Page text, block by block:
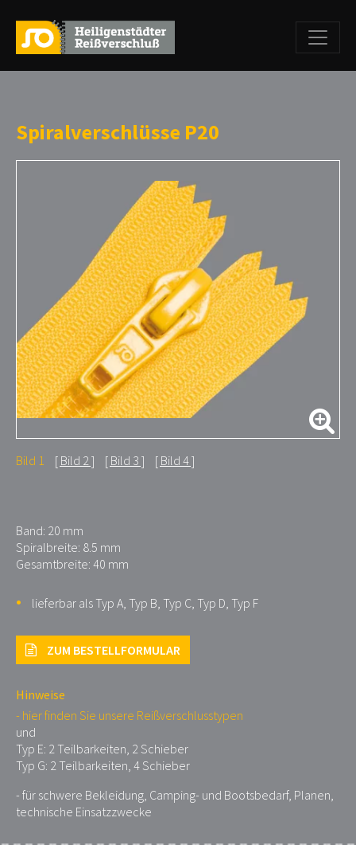
Spiralverschlüsse P20
Bild 1 Bild 2 Bild 3 Bild 4
Band: 20 mm
Spiralbreite: 8.5 mm
Gesamtbreite: 40 mm
lieferbar als Typ A, Typ B, Typ C, Typ D, Typ F
ZUM BESTELLFORMULAR
Hinweise
- hier finden Sie unsere Reißverschlusstypen
und
Typ E: 2 Teilbarkeiten, 2 Schieber
Typ G: 2 Teilbarkeiten, 4 Schieber
- für schwere Bekleidung, Camping- und Bootsbedarf, Planen,
technische Einsatzzwecke